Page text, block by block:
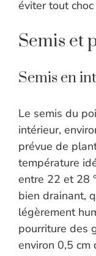
éviter tout
Semis et
Semis en
Le semis du
intérieur,
prévue de
température
entre 22 et 28
bien drainant,
légèrement
pourriture des
environ 0,5 cm